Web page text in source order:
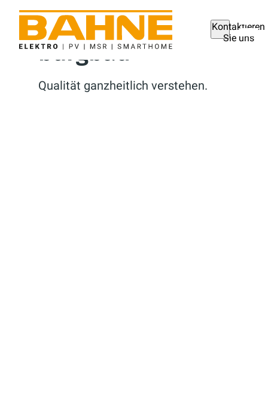
Kontaktieren
Sie uns
burgbad
Qualität ganzheitlich verstehen.